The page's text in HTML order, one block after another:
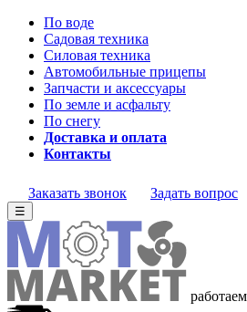
По воде
Садовая техника
Силовая техника
Автомобильные прицепы
Запчасти и аксессуары
По земле и асфальту
По снегу
Доставка и оплата
Контакты
Заказать звонок Задать вопрос
☰